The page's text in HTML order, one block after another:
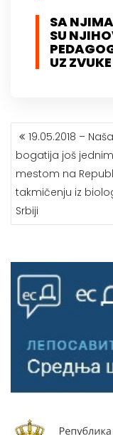
SA NJIMA
SU
UZ
КРЕТАЊЕ
ЧЛАНКА
19.05.2018 –
bogatija još
mestom na
takmičenju iz
Srbiji